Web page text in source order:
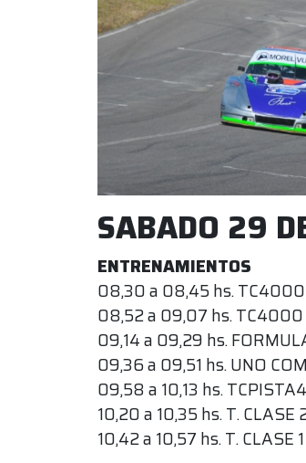
SABADO 29
ENTRENAMIENTOS
08,30 a 08,45 hs. TC4000
08,52 a 09,07 hs. TC4000
09,14 a 09,29 hs.
09,36 a 09,51 hs. UNO
09,58 a 10,13 hs.
10,20 a 10,35 hs. T. CLASE
10,42 a 10,57 hs. T. CLASE